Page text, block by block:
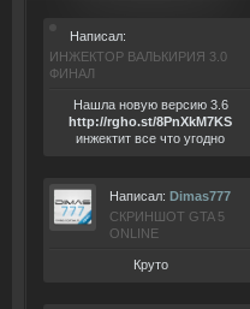
Написал:
ИНЖЕКТОР ВАЛЬКИРИЯ 3.0
ФИНАЛ
Нашла новую версию 3.6
http://rgho.st/8PnXkM7KS
инжектит все что угодно
Написал: Dimas777
СКРИНШОТ GTA 5
ONLINE
Круто